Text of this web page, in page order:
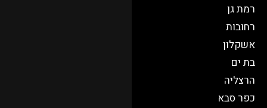
רמת גן
רחובות
אשקלון
בת ים
הרצליה
כפר סבא​